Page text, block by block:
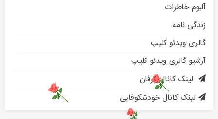
آلبوم خاطرات
زندگی نامه
گالری ویدئو کلیپ
آرشیو گالری ویدئو کلیپ
لینک کانال عرفان
لینک کانال خودشکوفایی